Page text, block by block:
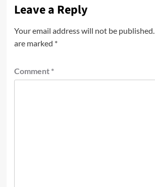
Leave a Reply
Your email address will not be published.
are marked *
Comment *